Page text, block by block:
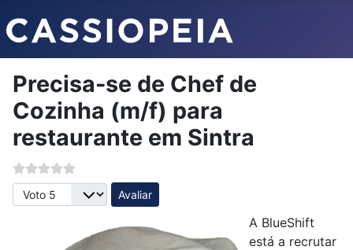
Precisa-se de Chef de
Cozinha (m/f) para
restaurante em Sintra
Avalie, por favor
A BlueShift
está a recrutar